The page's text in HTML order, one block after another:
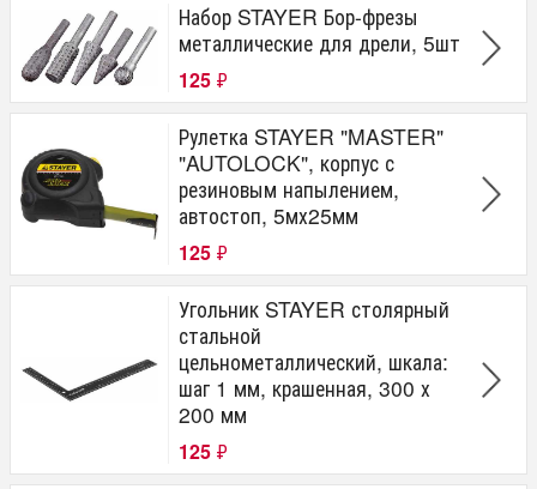
Набор STAYER Бор-фрезы
металлические для дрели, 5шт
125 ₽
Рулетка STAYER "MASTER"
"AUTOLOCK", корпус с
резиновым напылением,
автостоп, 5мх25мм
125 ₽
Угольник STAYER столярный
стальной
цельнометаллический, шкала:
шаг 1 мм, крашенная, 300 х
200 мм
125 ₽